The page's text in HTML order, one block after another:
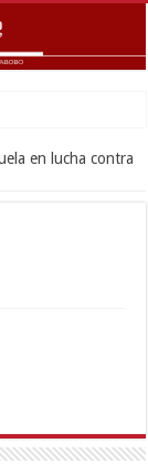
en lucha contra